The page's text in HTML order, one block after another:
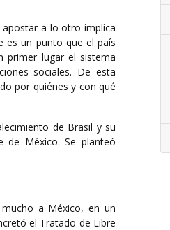
apostar a lo otro implica
es un punto que el país
primer lugar el sistema
sociales. De esta
por quiénes y con qué
de Brasil y su
de México. Se planteó
a México, en un
el Tratado de Libre